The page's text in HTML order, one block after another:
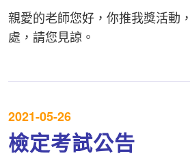
親愛的老師您好，你推我獎活動
處，請您見諒。
2021-05-26
檢定考試公告